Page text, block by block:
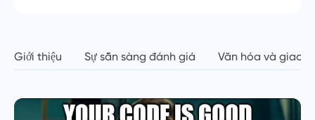
Giới thiệu Sự sẵn sàng đánh giá Văn hóa và giao